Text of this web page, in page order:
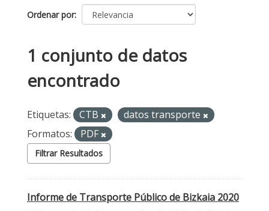
Ordenar por
1 conjunto de datos
encontrado
Etiquetas: CTB
datos transporte
Formatos:
PDF
Filtrar Resultados
Informe de Transporte Público de Bizkaia 2020